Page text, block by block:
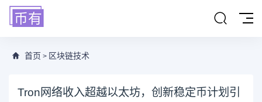
首页 > 区块链技术
Tron网络收入超越以太坊，创新稳定币计划引